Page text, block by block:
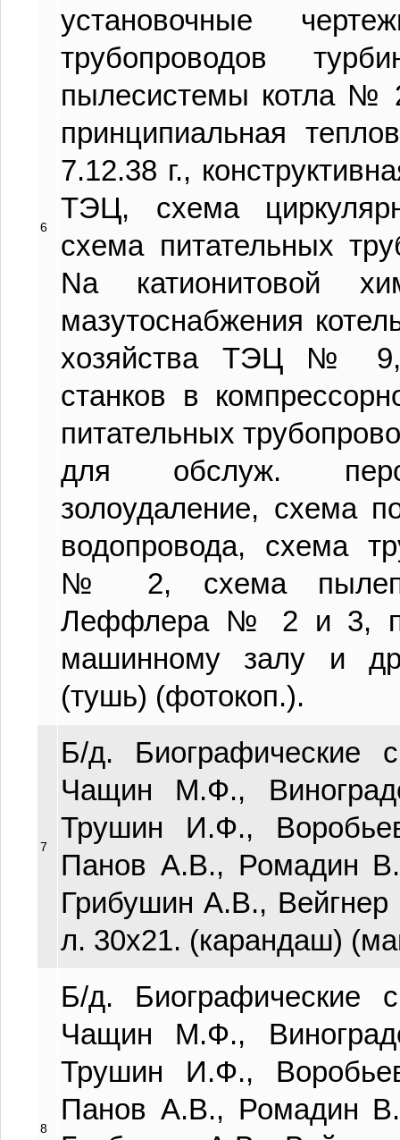
6
установочные
трубопроводов
пылесистемы котла №
принципиальная
7.12.38 г.,
ТЭЦ, схема
схема питательных
Na катионитовой
мазутоснабжения
хозяйства ТЭЦ № 9,
станков в
питательных
для обслуж.
золоудаление, схема
водопровода, схема
№ 2, схема
Леффлера № 2 и 3,
машинному залу и
(тушь) (фотокоп.).
7
Б/д. Биографические
Чащин М.Ф.,
Трушин И.Ф.,
Панов А.В., Ромадин
Грибушин А.В.,
л. 30х21. (карандаш)
8
Б/д. Биографические
Чащин М.Ф.,
Трушин И.Ф.,
Панов А.В., Ромадин